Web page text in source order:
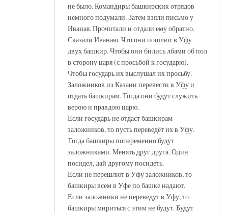
не было. Командиры башкирских отрядов
немного подумали. Затем взяли письмо у
Иваная. Прочитали и отдали ему обратно.
Сказали Иванаю. Что они пошлют в Уфу
двух башкир. Чтобы они бились лбами об пол
в сторону царя (с просьбой к государю).
Чтобы государь их выслушал их просьбу.
Заложников из Казани перевести в Уфу и
отдать башкирам. Тогда они будут служить
верою и правдою царю.
Если государь не отдаст башкирам
заложников, то пусть переведёт их в Уфу.
Тогда башкиры попеременно будут
заложниками. Менять друг друга. Один
посидел, дай другому посидеть.
Если не перешлют в Уфу заложников, то
башкиры всем в Уфе по башке надают.
Если заложники не переведут в Уфу, то
башкиры мириться с этим не будут. Будут